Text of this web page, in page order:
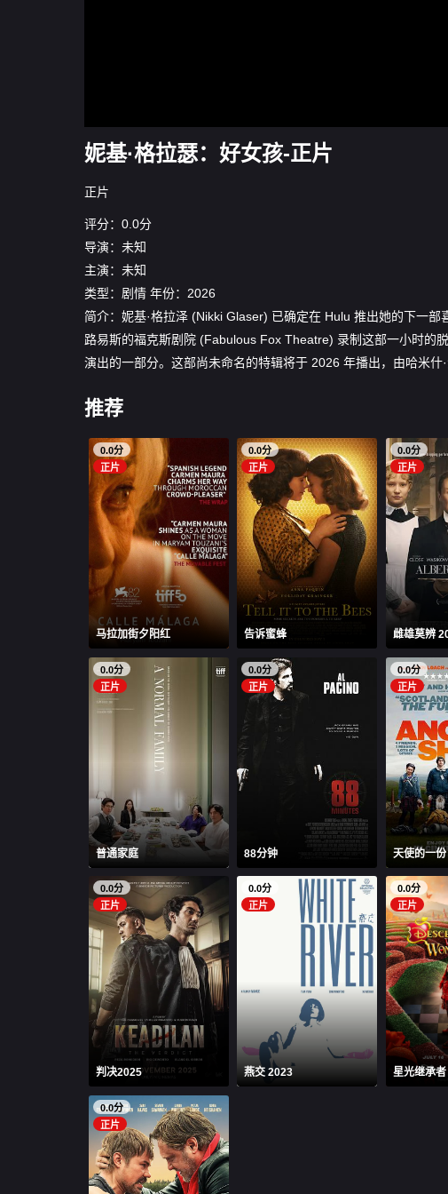
妮基·格拉瑟：好女孩-正片
正片
评分：0.0分
导演：未知
主演：未知
类型： 剧情 年份： 2026
简介：妮基·格拉泽 (Nikki Glaser) 已确定在 Hulu 推出她的下一
路易斯的福克斯剧院 (Fabulous Fox Theatre) 录制这部一小时的
演出的一部分。这部尚未命名的特辑将于 2026 年播出，由哈米什
推荐
0.0分
正片
马拉加街夕阳红
0.0分
正片
告诉蜜蜂
0.0分
正片
雌雄莫辨
0.0分
正片
普通家庭
0.0分
正片
88分钟
0.0分
正片
天使的一份
0.0分
正片
判决2025
0.0分
正片
燕交 2023
0.0分
正片
星光继承
0.0分
正片